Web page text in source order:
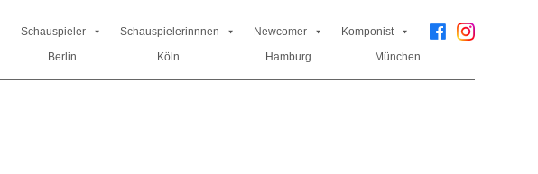
Berlin Köln Hamburg München
Schauspieler Schauspielerinnnen Newcomer Komponist